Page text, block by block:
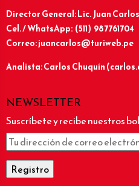
Director General: Lic.Juan
Cel. / WhatsApp: (511) 987761704
Correo: juancarlos@turiweb.pe
Analista: Carlos Chuquín
NEWSLETTER
Suscríbete y recibe nuestros